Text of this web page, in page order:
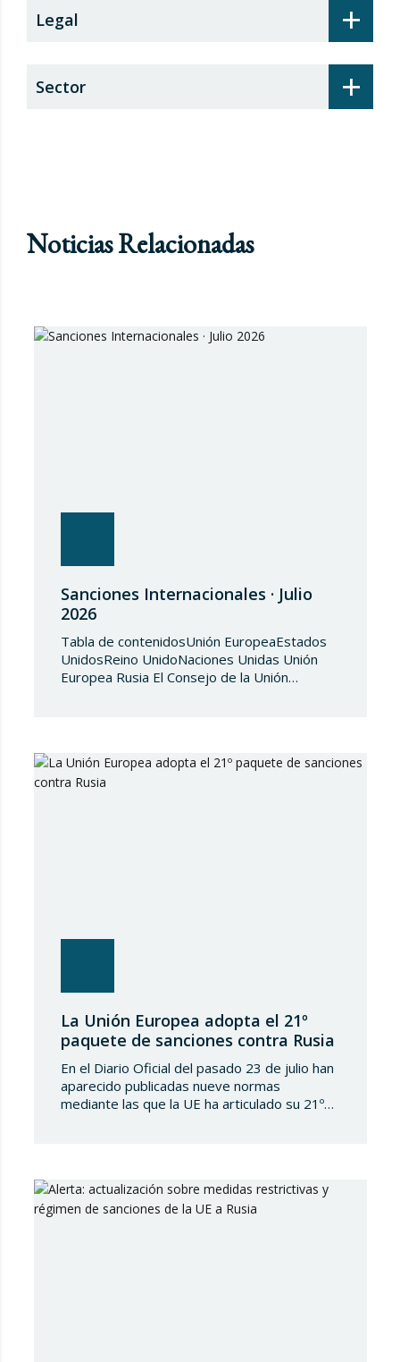
+
Legal
+
Sector
Noticias Relacionadas
Sanciones Internacionales · Julio
2026
Tabla de contenidosUnión EuropeaEstados
UnidosReino UnidoNaciones Unidas Unión
Europea Rusia El Consejo de la Unión
(UE) 2018/1542 relativo a la adopción de
medidas restrictivas…
La Unión Europea adopta el 21º
paquete de sanciones contra Rusia
En el Diario Oficial del pasado 23 de julio han
aparecido publicadas nueve normas
mediante las que la UE ha articulado su 21º
contra dicho país. En…